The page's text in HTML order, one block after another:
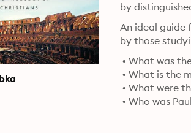
by
An ideal guide
by those
• What was
• What is the
• What were
• Who was